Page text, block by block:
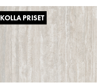
KOLLA PRISET